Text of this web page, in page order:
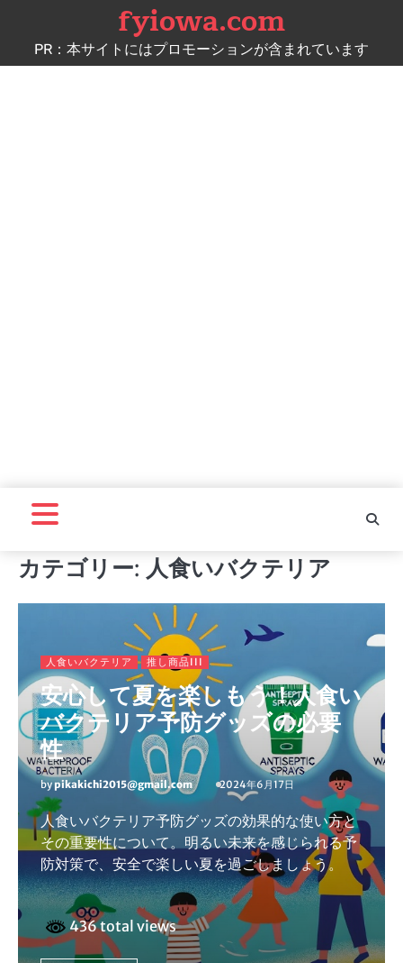
content
fyiowa.com
PR：本サイトにはプロモーションが含まれています
カテゴリー: 人食いバクテリア
人食いバクテリア 推し商品III
安心して夏を楽しもう！人食い
バクテリア予防グッズの必要
性
bypikakichi2015@gmail.com 2024年6月17日
人食いバクテリア予防グッズの効果的な使い方と
その重要性について。明るい未来を感じられる予
防対策で、安全で楽しい夏を過ごしましょう。
436 total views